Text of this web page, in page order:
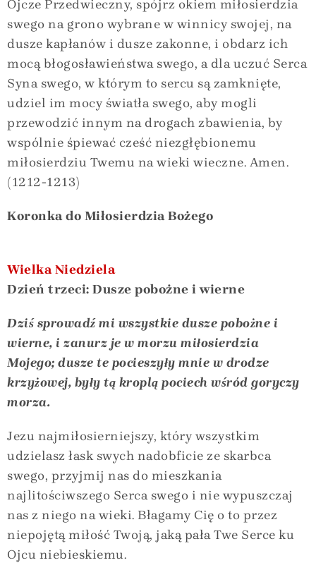
Ojcze Przedwieczny, spójrz okiem miłosierdzia
swego na grono wybrane w winnicy swojej, na
dusze kapłanów i dusze zakonne, i obdarz ich
mocą błogosławieństwa swego, a dla uczuć Serca
Syna swego, w którym to sercu są zamknięte,
udziel im mocy światła swego, aby mogli
przewodzić innym na drogach zbawienia, by
wspólnie śpiewać cześć niezgłębionemu
miłosierdziu Twemu na wieki wieczne. Amen.
(1212-1213)
Koronka do Miłosierdzia Bożego
Wielka Niedziela
Dzień trzeci: Dusze pobożne i wierne
Dziś sprowadź mi wszystkie dusze pobożne i
wierne, i zanurz je w morzu miłosierdzia
Mojego; dusze te pocieszyły mnie w drodze
krzyżowej, były tą kroplą pociech wśród goryczy
morza.
Jezu najmiłosierniejszy, który wszystkim
udzielasz łask swych nadobficie ze skarbca
swego, przyjmij nas do mieszkania
najlitościwszego Serca swego i nie wypuszczaj
nas z niego na wieki. Błagamy Cię o to przez
niepojętą miłość Twoją, jaką pała Twe Serce ku
Ojcu niebieskiemu.